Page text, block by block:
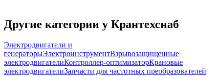
Другие категории у Крантехснаб
Электродвигатели и
генераторыЭлектроинструментВзрывозащищенные
электродвигателиКонтроллер-оптимизаторКрановые
электродвигателиЗапчасти для частотных преобразователей